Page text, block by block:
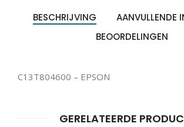
BESCHRIJVING
AANVULLENDE
BEOORDELINGEN
C13T804600 – EPSON
GERELATEERDE